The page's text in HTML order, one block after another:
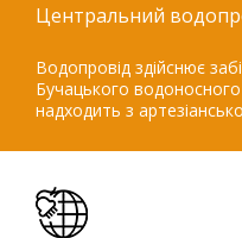
Центральний
Водопровід здійснює
Бучацького
надходить з